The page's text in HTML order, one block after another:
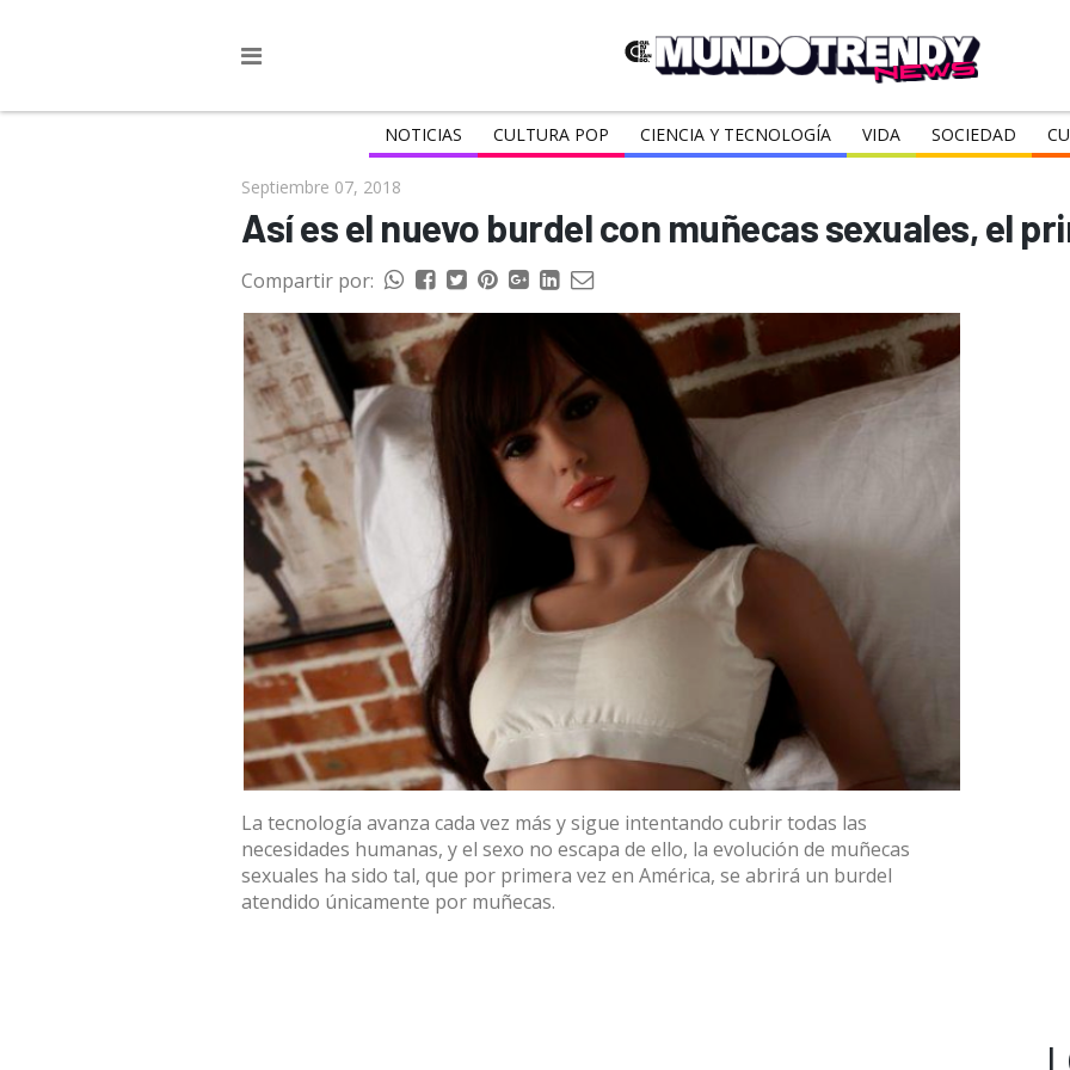
NOTICIAS CULTURA POP CIENCIA Y TECNOLOGÍA VIDA SOCIEDAD
Septiembre 07, 2018
Así es el nuevo burdel con muñecas sexuales, el
Compartir por:
La tecnología avanza cada vez más y sigue intentando cubrir todas las
necesidades humanas, y el sexo no escapa de ello, la evolución de muñecas
sexuales ha sido tal, que por primera vez en América, se abrirá un burdel
atendido únicamente por muñecas.